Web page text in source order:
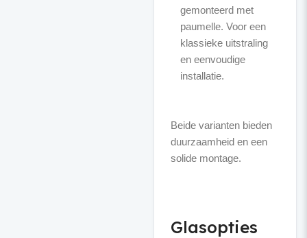
gemonteerd met
paumelle. Voor een
klassieke uitstraling
en eenvoudige
installatie.
Beide varianten bieden
duurzaamheid en een
solide montage.
Glasopties